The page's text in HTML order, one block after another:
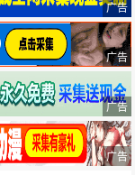
广告
广告
广告
广告